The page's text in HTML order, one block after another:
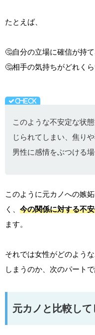
たとえば、
🤔自分の立場に確信が持
🤔相手の気持ちがどれく
このような不安定な状
じられてしまい、焦り
男性に感情をぶつける場
このように元カノへの嫉
く、 今の関係に対する不
ます。
それでは女性がどのよう
しまうのか、次のパート
元カノと比較し